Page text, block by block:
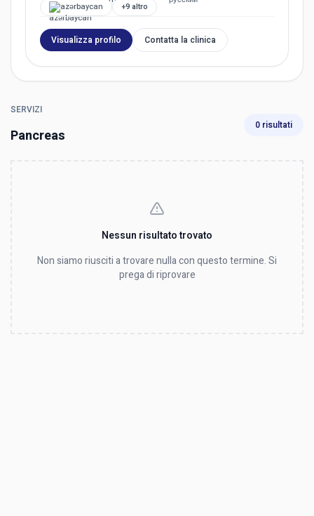
azərbaycan
+9 altro
Visualizza profilo Contatta la clinica
SERVIZI
Pancreas
0 risultati
Nessun risultato trovato
Non siamo riusciti a trovare nulla con questo termine. Si
prega di riprovare